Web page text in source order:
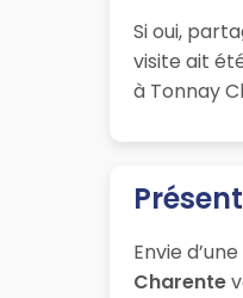
Si oui,
visite ait
à Tonnay
Envie d’une
Charente